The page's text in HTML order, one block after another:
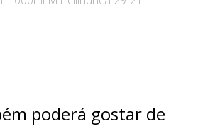
poderá gostar de